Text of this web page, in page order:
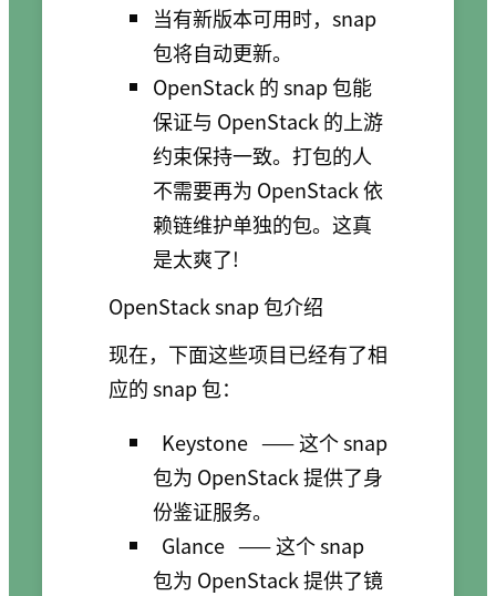
当有新版本可用时，snap
包将自动更新。
OpenStack 的 snap 包能
保证与 OpenStack 的上游
约束保持一致。打包的人
不需要再为 OpenStack 依
赖链维护单独的包。这真
是太爽了!
OpenStack snap 包介绍
现在，下面这些项目已经有了相
应的 snap 包：
Keystone —— 这个 snap
包为 OpenStack 提供了身
份鉴证服务。
Glance —— 这个 snap
包为 OpenStack 提供了镜